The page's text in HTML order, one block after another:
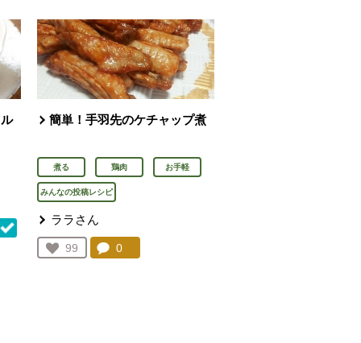
見る。
簡単！手羽先のケチャップ煮
煮る 鶏肉 お手軽
みんなの投稿レシピ
ララさん
お気に入り登録：
99
人が登録
コメント：
0件。コメントを見る。